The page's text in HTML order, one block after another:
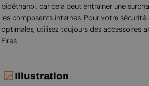
bioéthanol, car cela peut entraîner une
les composants internes. Pour votre
optimales, utilisez toujours des accessoires
Fires.
Illustration